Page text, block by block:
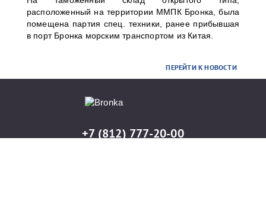
расположенный на территории ММПК Бронка, была
помещена партия спец. техники, ранее прибывшая
в порт Бронка морским транспортом из Китая.
ПЕРЕЙТИ К НОВОСТИ
+7 (812) 777-20-00